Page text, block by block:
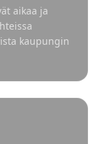
aikaa ja
kaupungin